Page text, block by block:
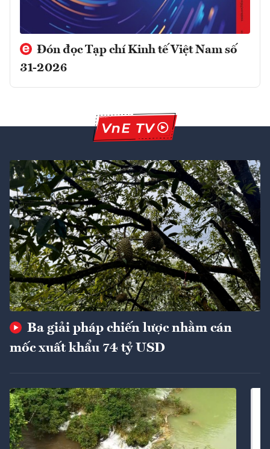
Đón đọc Tạp chí Kinh tế Việt Nam số
31-2026
Ba giải pháp chiến lược nhằm cán
mốc xuất khẩu 74 tỷ USD